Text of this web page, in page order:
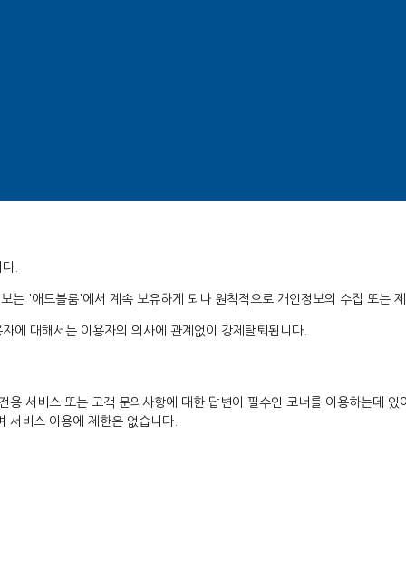
정보 확보
.
는 '애드블룸'에서 계속 보유하게 되나 원칙적으로 개인정보의 수집 또는
에 대해서는 이용자의 의사에 관계없이 강제탈퇴됩니다.
서비스 또는 고객 문의사항에 대한 답변이 필수인 코너를 이용하는데
서비스 이용에 제한은 없습니다.